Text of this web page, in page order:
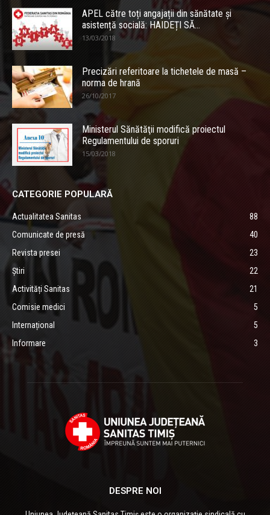
APEL către toți angajații din sănătate și
asistență socială: HAIDEȚI SĂ...
13/03/2018
Precizări referitoare la tichetele de masă –
norma de hrană
26/10/2017
Ministerul Sănătăţii modifică proiectul
Regulamentului de sporuri
15/03/2018
CATEGORIE POPULARĂ
Actualitatea Sanitas
88
Comunicate de presă
40
Revista presei
23
Știri
22
Activități Sanitas
21
Comisie medici
5
Internațional
5
Informare
3
DESPRE NOI